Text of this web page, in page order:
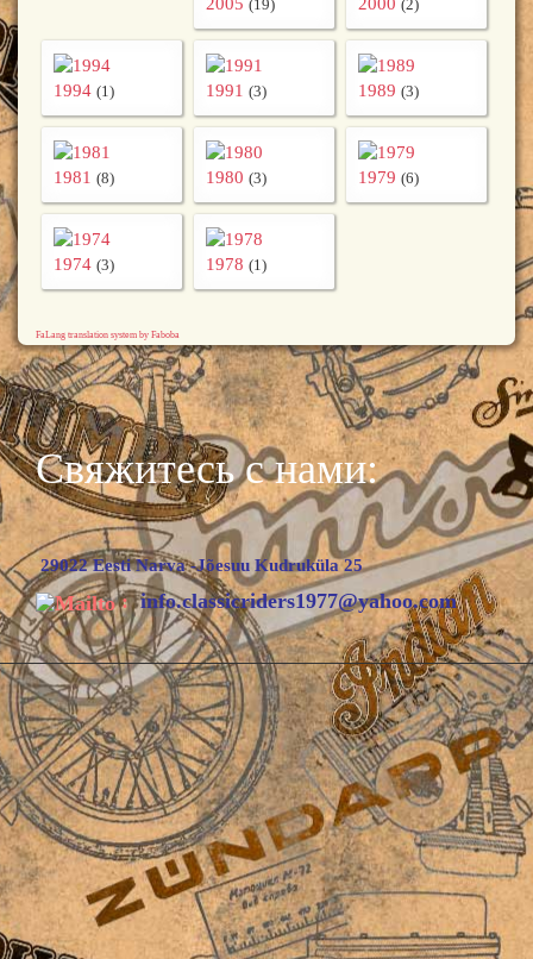
2005 (19) 2000 (2)
1994 (1) 1991 (3) 1989 (3)
1981 (8) 1980 (3) 1979 (6)
1974 (3) 1978 (1)
FaLang translation system by Faboba
Свяжитесь с нами:
29022 Eesti Narva -Jõesuu Kudruküla 25
: info.classicriders1977@yahoo.com